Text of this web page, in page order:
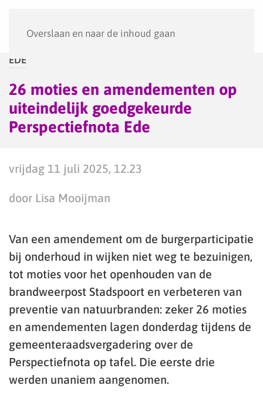
Overslaan en naar de inhoud gaan
EDE
26 moties en amendementen op
uiteindelijk goedgekeurde
Perspectiefnota Ede
vrijdag 11 juli 2025, 12.23
door Lisa Mooijman
Van een amendement om de burgerparticipatie
bij onderhoud in wijken niet weg te bezuinigen,
tot moties voor het openhouden van de
brandweerpost Stadspoort en verbeteren van
preventie van natuurbranden: zeker 26 moties
en amendementen lagen donderdag tijdens de
gemeenteraadsvergadering over de
Perspectiefnota op tafel. Die eerste drie
werden unaniem aangenomen.